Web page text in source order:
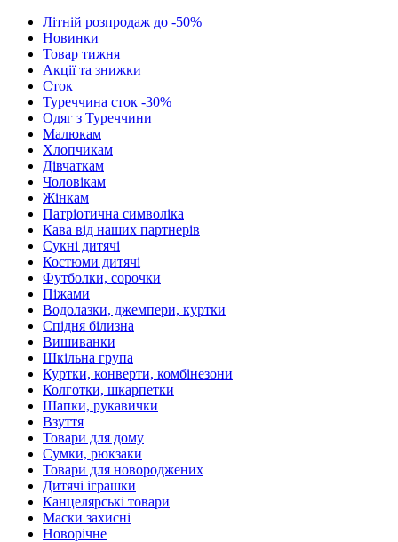
Літній розпродаж до -50%
Новинки
Товар тижня
Акції та знижки
Сток
Туреччина сток -30%
Одяг з Туреччини
Малюкам
Хлопчикам
Дівчаткам
Чоловікам
Жінкам
Патріотична символіка
Кава від наших партнерів
Сукні дитячі
Костюми дитячі
Футболки, сорочки
Піжами
Водолазки, джемпери, куртки
Спідня білизна
Вишиванки
Шкільна група
Куртки, конверти, комбінезони
Колготки, шкарпетки
Шапки, рукавички
Взуття
Товари для дому
Сумки, рюкзаки
Товари для новороджених
Дитячі іграшки
Канцелярські товари
Маски захисні
Новорічне